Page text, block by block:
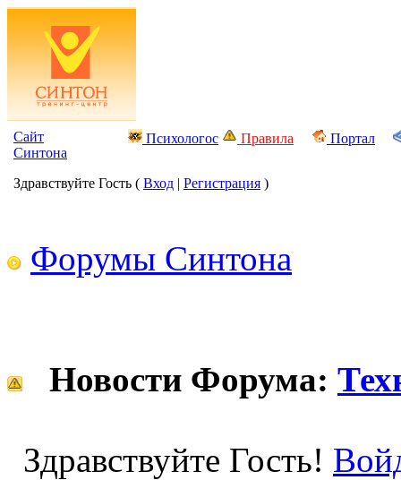
Сайт
Синтона
Психологос Правила Портал
Здравствуйте Гость ( Вход | Регистрация )
Форумы Синтона
Новости Форума:
Здравствуйте Гость!